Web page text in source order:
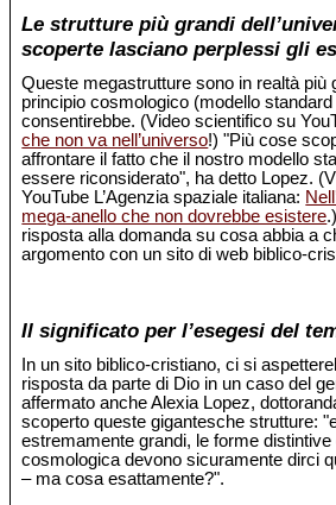
Le strutture più grandi
scoperte lasciano perplessi gli
Queste megastrutture sono in realtà più
principio cosmologico (modello standard
consentirebbe. (Video scientifico su
che non va nell’universo!) "Più cose
affrontare il fatto che il nostro modello
essere riconsiderato", ha detto Lopez.
YouTube L’Agenzia spaziale italiana:
mega-anello che non dovrebbe esistere
risposta alla domanda su cosa abbia a
argomento con un sito di web biblico-
Il significato per l’esegesi del
In un sito biblico-cristiano, ci si
risposta da parte di Dio in un caso del
affermato anche Alexia Lopez,
scoperto queste gigantesche strutture:
estremamente grandi, le forme
cosmologica devono sicuramente dirci
– ma cosa esattamente?".